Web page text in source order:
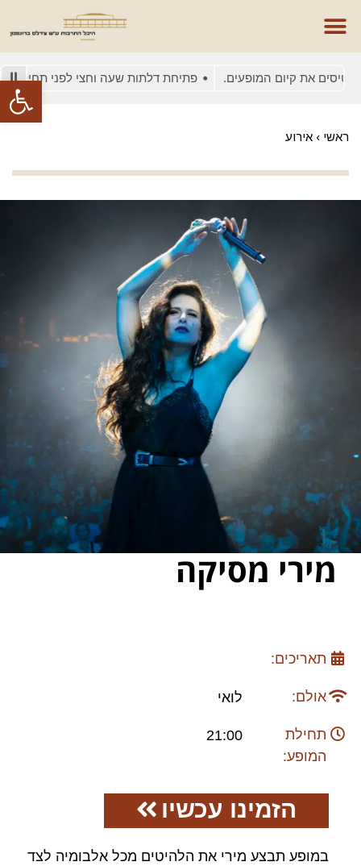
פתח את קיום המופעים. פתיחת דלתות שעה וחצי לפני תחילת
ראשי › אירוע
מירי מסיקה
תאריכים:
אולם: לואי
תחילת
המופע:
21:00
הזמינו עכשיו
במופע תבצע מירי את הלהיטים מכל אלבומיה לצד